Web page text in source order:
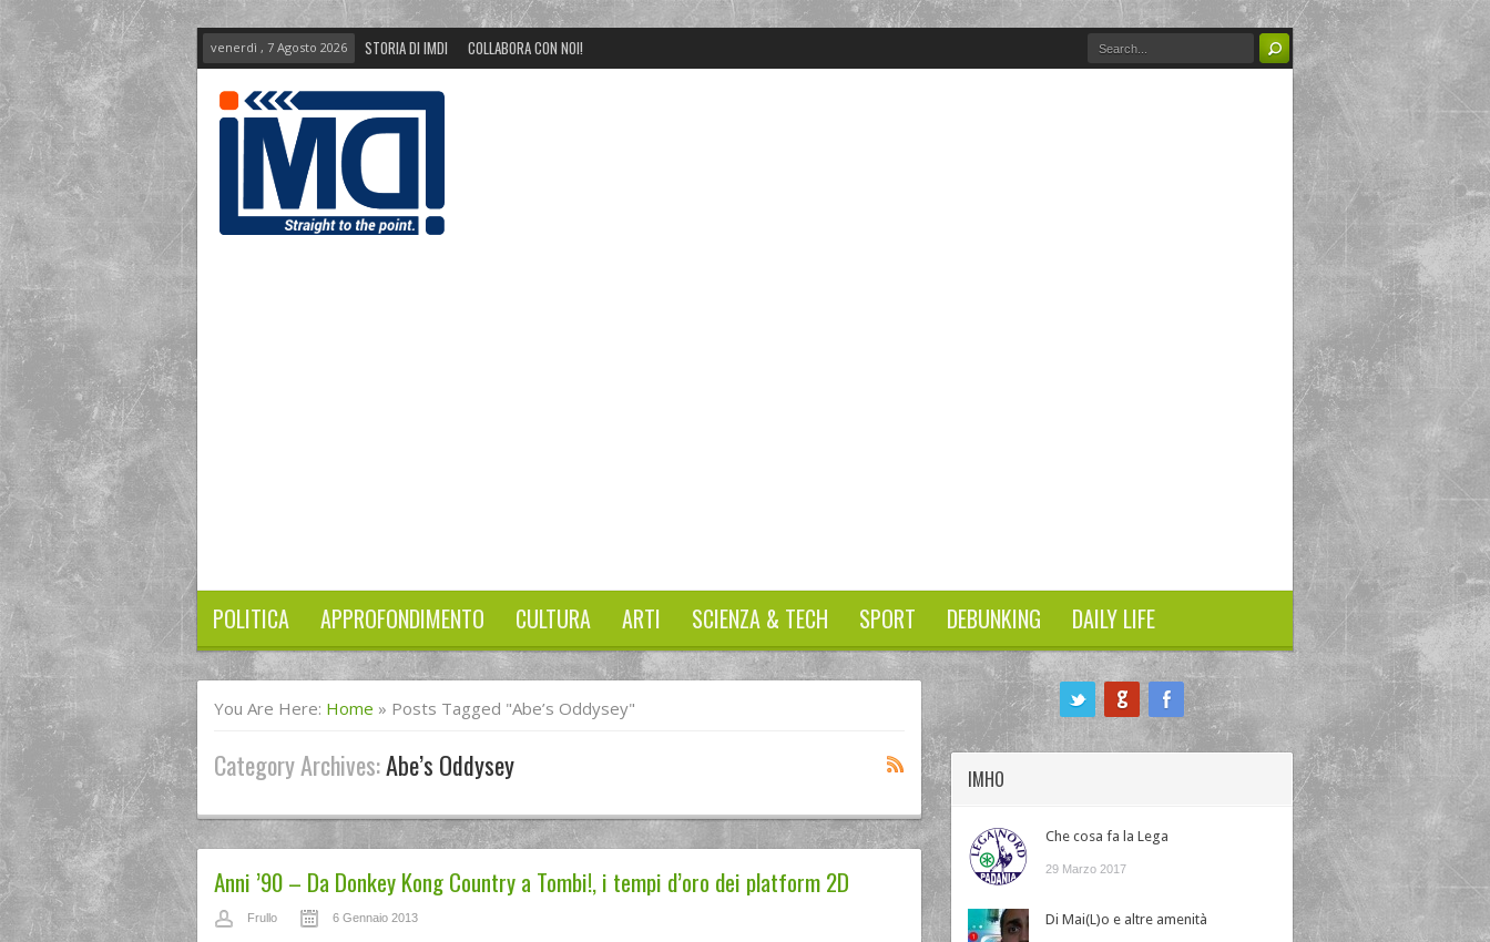
venerdì , 7 Agosto 2026 STORIA DI IMDI COLLABORA CON NOI!
POLITICA APPROFONDIMENTO CULTURA ARTI SCIENZA & TECH SPORT DEBUNKING DAILY LIFE
You Are Here: Home » Posts Tagged "abe’s Oddysey"
Category Archives:Abe’s Oddysey
Anni ’90 – Da Donkey Kong Country a Tombi!, i tempi d’oro dei platform 2D
Frullo 6 Gennaio 2013
IMHO
Che cosa fa la Lega
29 Marzo 2017
Di Mai(L)o e altre amenità